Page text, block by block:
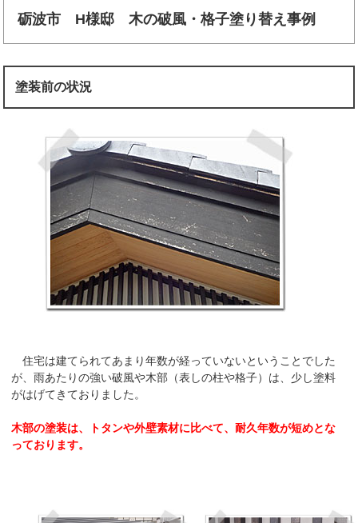
砺波市 H様邸 木の破風・格子塗り替え事例
塗装前の状況
住宅は建てられてあまり年数が経っていないということでした
が、雨あたりの強い破風や木部（表しの柱や格子）は、少し塗料
がはげてきておりました。
木部の塗装は、トタンや外壁素材に比べて、耐久年数が短めとな
っております。